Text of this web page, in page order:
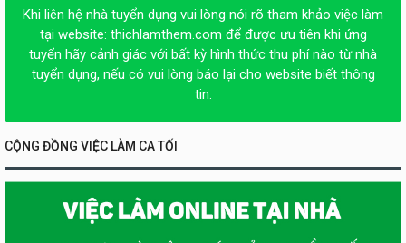
Khi liên hệ nhà tuyển dụng vui lòng nói rõ tham khảo việc làm
tại website: thichlamthem.com để được ưu tiên khi ứng
tuyển hãy cảnh giác với bất kỳ hình thức thu phí nào từ nhà
tuyển dụng, nếu có vui lòng báo lại cho website biết thông
tin.
CỘNG ĐỒNG VIỆC LÀM CA TỐI